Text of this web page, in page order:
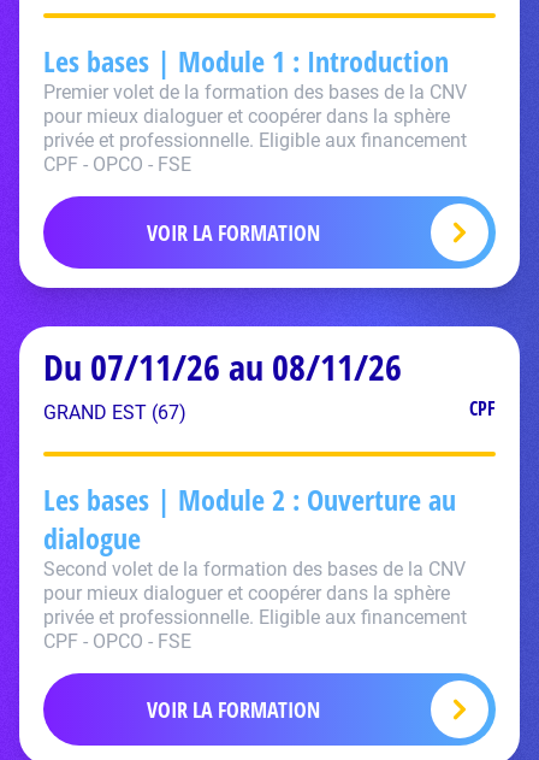
Les bases | Module 1 : Introduction
Premier volet de la formation des bases de la CNV
pour mieux dialoguer et coopérer dans la sphère
privée et professionnelle. Eligible aux financement
CPF - OPCO - FSE
VOIR LA FORMATION
Du 07/11/26 au 08/11/26
GRAND EST (67) CPF
Les bases | Module 2 : Ouverture au
dialogue
Second volet de la formation des bases de la CNV
pour mieux dialoguer et coopérer dans la sphère
privée et professionnelle. Eligible aux financement
CPF - OPCO - FSE
VOIR LA FORMATION